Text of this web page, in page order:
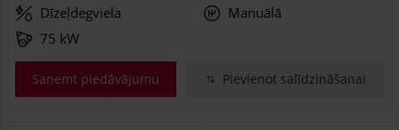
Dīzeļdegviela
Manuālā
75 kW
Saņemt piedāvājumu Pievienot salīdzināšanai